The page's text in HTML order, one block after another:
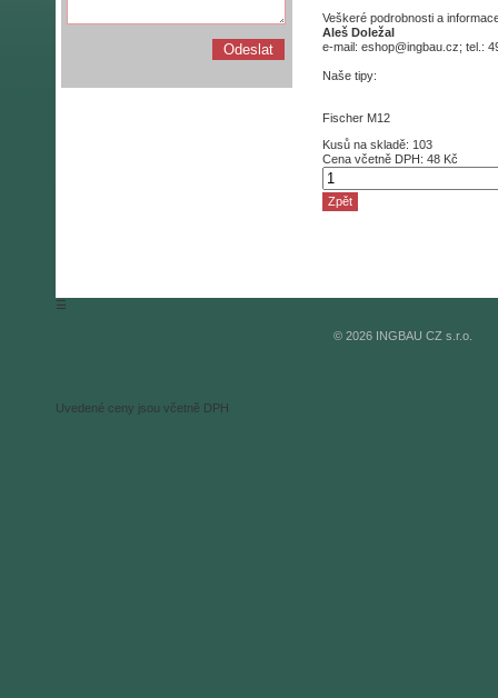
Veškeré podrobnosti a
Aleš Doležal
e-mail: eshop@ingbau.cz; tel.:
Naše tipy:
Fischer M12
Kusů na skladě: 103
Cena včetně DPH: 48 Kč
Zpět
☰
© 2026 INGBAU CZ s.r.o.
Uvedené ceny jsou včetně DPH